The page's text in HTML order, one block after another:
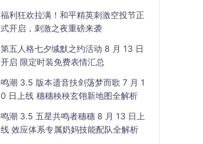
福利狂欢拉满！和平精英刺激空投节正
式开启，刺激之夜重磅来袭
第五人格七夕缄默之约活动 8 月 13 日
开启 限定时装免费表情汇总
鸣潮 3.5 版本遗音扶剑荡梦而歌 7 月 1
0 日上线 穗穗秧秧玄翎新地图全解析
鸣潮 3.5 五星共鸣者穗穗 8 月 13 日上
线 效应体系专属奶妈技能配队全解析